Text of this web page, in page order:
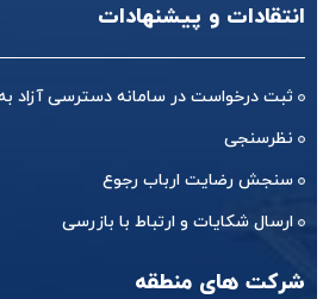
انتقادات و پیشنهادات
ثبت درخواست در سامانه دسترسی آزاد به
نظرسنجی
سنجش رضایت ارباب رجوع
ارسال شکایات و ارتباط با بازرسی
شرکت های منطقه